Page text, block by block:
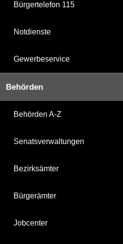
Bürgertelefon 115
Notdienste
Gewerbeservice
Behörden
Behörden A-Z
Senatsverwaltungen
Bezirksämter
Bürgerämter
Jobcenter